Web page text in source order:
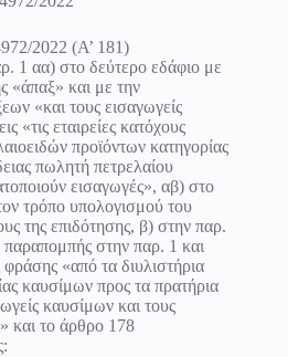
2022 (Α’ 181)
1 αα) στο δεύτερο εδάφιο με
«άπαξ» και με την
«και τους εισαγωγείς
«τις εταιρείες κατόχους
προϊόντων κατηγορίας
πωλητή πετρελαίου
εισαγωγές», αβ) στο
τρόπο υπολογισμού του
της επιδότησης, β) στην παρ.
στην παρ. 1 και
«από τα διυλιστήρια
καυσίμων προς τα πρατήρια
καυσίμων και τους
και το άρθρο 178